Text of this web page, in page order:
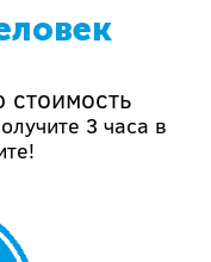
стоимость
3 часа в